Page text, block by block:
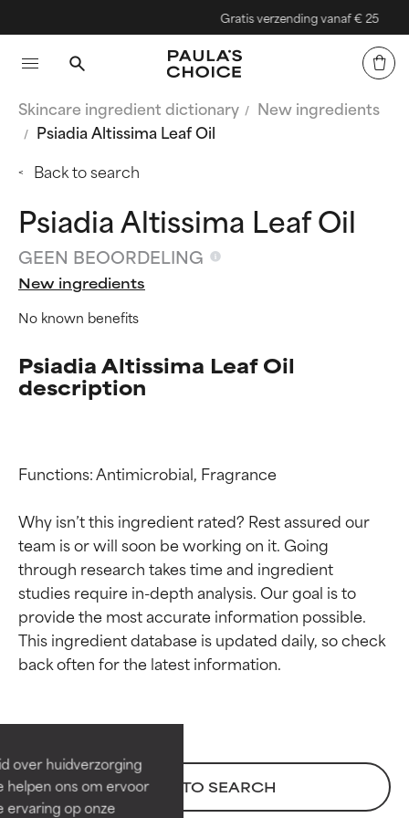
over huidverzorging
helpen ons om ervoor
ervaring op onze
Gratis verzending vanaf € 25
Skincare ingredient dictionary
New ingredients
Psiadia Altissima Leaf Oil
Back to search
Psiadia Altissima Leaf Oil
GEEN BEOORDELING
New ingredients
No known benefits
Psiadia Altissima Leaf Oil
description
Functions: Antimicrobial, Fragrance
Why isn’t this ingredient rated? Rest assured our
team is or will soon be working on it. Going
through research takes time and ingredient
studies require in-depth analysis. Our goal is to
provide the most accurate information possible.
This ingredient database is updated daily, so check
BACK TO SEARCH
Beoordelingen van
Bewezen en ondersteund door
onafhankelijk onderzoek.
Uitstekend actief ingrediënt
Beoordelingen van
Bewezen en ondersteund door
onafhankelijk onderzoek.
Uitstekend actief ingrediënt